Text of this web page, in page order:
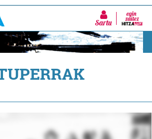
Sartu